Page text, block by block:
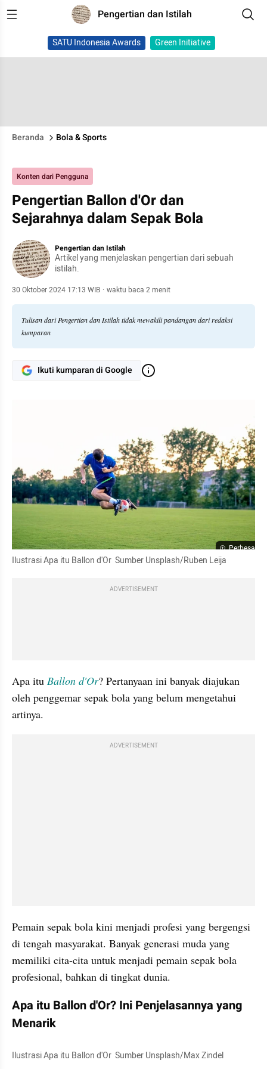
Pengertian dan Istilah
SATU Indonesia Awards Green Initiative
Beranda Bola & Sports
Konten dari Pengguna
Pengertian Ballon d'Or dan
Sejarahnya dalam Sepak Bola
Pengertian dan Istilah
Artikel yang menjelaskan pengertian dari sebuah
istilah.
30 Oktober 2024 17:13 WIB · waktu baca 2 menit
Tulisan dari Pengertian dan Istilah tidak mewakili pandangan dari redaksi
kumparan
Ikuti kumparan di Google
Perbesar
Ilustrasi Apa itu Ballon d'Or  Sumber Unsplash/Ruben Leija
ADVERTISEMENT
Apa itu Ballon d'Or? Pertanyaan ini banyak diajukan
oleh penggemar sepak bola yang belum mengetahui
artinya.
ADVERTISEMENT
Pemain sepak bola kini menjadi profesi yang bergengsi
di tengah masyarakat. Banyak generasi muda yang
memiliki cita-cita untuk menjadi pemain sepak bola
profesional, bahkan di tingkat dunia.
Apa itu Ballon d'Or? Ini Penjelasannya yang
Menarik
Ilustrasi Apa itu Ballon d'Or  Sumber Unsplash/Max Zindel